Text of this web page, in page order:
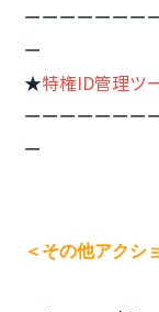
ーーーーーーー
ー
★特権ID管理ツ
ーーーーーーー
ー
＜その他アクシ